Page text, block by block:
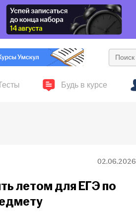
Будь в курсе
02.06.2026
летом для ЕГЭ по